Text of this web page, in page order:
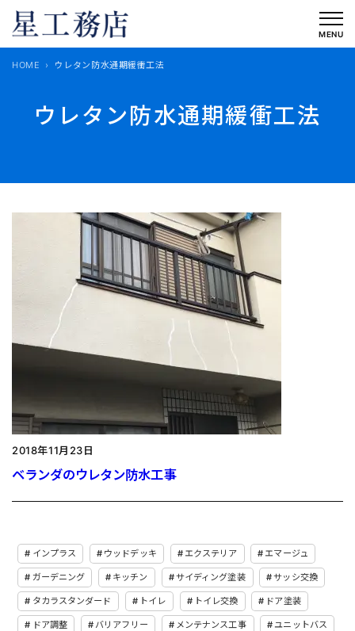
を
MENU
ウレタン防水通期緩衝工法
HOME ウレタン防水通期緩衝工法
2018年11月23日
ベランダのウレタン防水工事
インプラス ウッドデッキ エクステリア エマージュ
ガーデニング キッチン サイディング塗装 サッシ交換
タカラスタンダード トイレ トイレ交換 ドア塗装
ドア調整 バリアフリー メンテナンス工事 ユニットバス